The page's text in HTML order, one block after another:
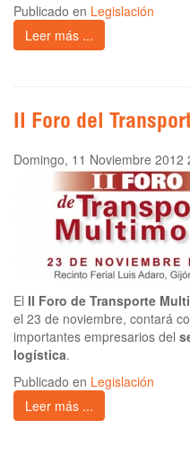
Publicado en Legislación
Leer más ...
II Foro del
Domingo, 11 Noviembre 2012
El II Foro de Transporte
el 23 de noviembre, contará
importantes empresarios del
logística.
Publicado en Legislación
Leer más ...